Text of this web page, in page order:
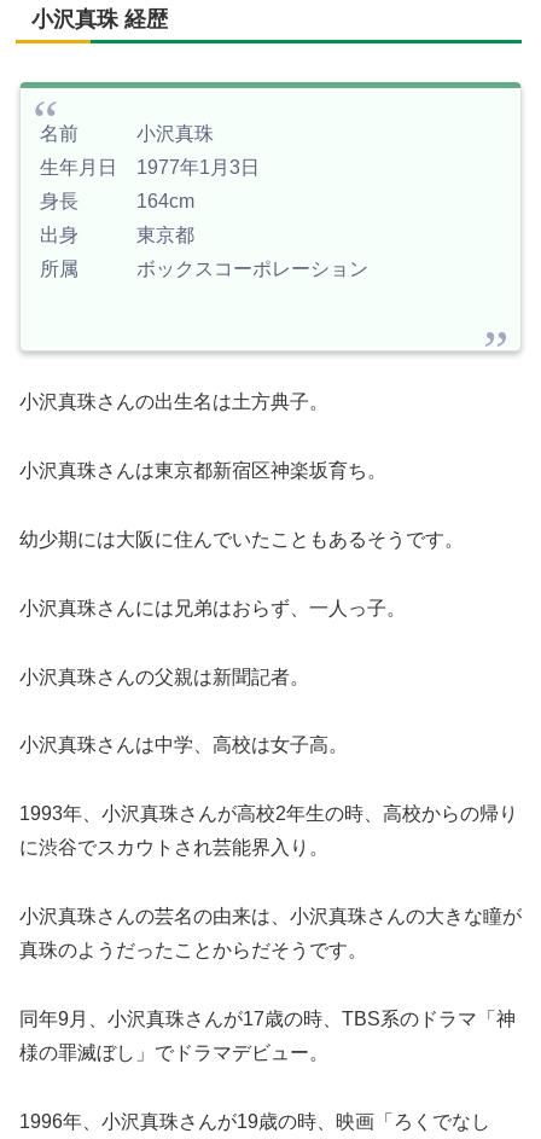
小沢真珠 経歴
名前 小沢真珠
生年月日 1977年1月3日
身長 164cm
出身 東京都
所属 ボックスコーポレーション
小沢真珠さんの出生名は土方典子。
小沢真珠さんは東京都新宿区神楽坂育ち。
幼少期には大阪に住んでいたこともあるそうです。
小沢真珠さんには兄弟はおらず、一人っ子。
小沢真珠さんの父親は新聞記者。
小沢真珠さんは中学、高校は女子高。
1993年、小沢真珠さんが高校2年生の時、高校からの帰り
に渋谷でスカウトされ芸能界入り。
小沢真珠さんの芸名の由来は、小沢真珠さんの大きな瞳が
真珠のようだったことからだそうです。
同年9月、小沢真珠さんが17歳の時、TBS系のドラマ「神
様の罪滅ぼし」でドラマデビュー。
1996年、小沢真珠さんが19歳の時、映画「ろくでなし